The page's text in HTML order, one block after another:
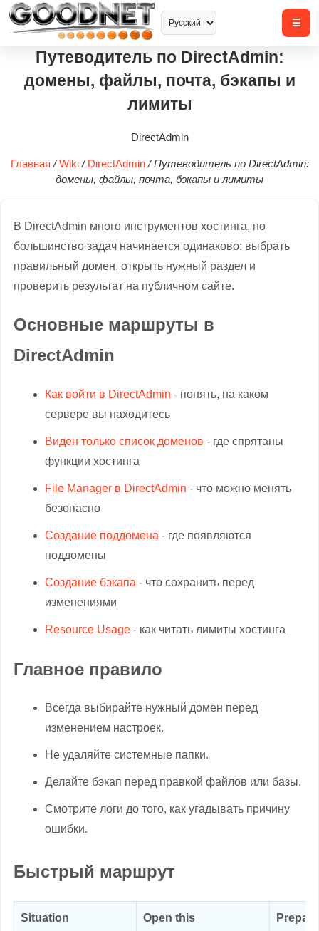
Путеводитель по DirectAdmin:
домены, файлы, почта, бэкапы и
лимиты
DirectAdmin
Главная / Wiki / DirectAdmin / Путеводитель по DirectAdmin:
домены, файлы, почта, бэкапы и лимиты
В DirectAdmin много инструментов хостинга, но
большинство задач начинается одинаково: выбрать
правильный домен, открыть нужный раздел и
проверить результат на публичном сайте.
Основные маршруты в
DirectAdmin
Как войти в DirectAdmin - понять, на каком
сервере вы находитесь
Виден только список доменов - где спрятаны
функции хостинга
File Manager в DirectAdmin - что можно менять
безопасно
Создание поддомена - где появляются
поддомены
Создание бэкапа - что сохранить перед
изменениями
Resource Usage - как читать лимиты хостинга
Главное правило
Всегда выбирайте нужный домен перед
изменением настроек.
Не удаляйте системные папки.
Делайте бэкап перед правкой файлов или базы.
Смотрите логи до того, как угадывать причину
ошибки.
Быстрый маршрут
Situation Open this Prepare